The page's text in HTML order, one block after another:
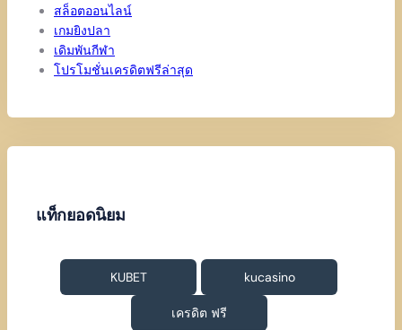
สล็อตออนไลน์
เกมยิงปลา
เดิมพันกีฬา
โปรโมชั่นเครดิตฟรีล่าสุด
แท็กยอดนิยม
KUBET kucasino
เครดิต ฟรี